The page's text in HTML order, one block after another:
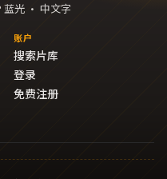
蓝光 · 中文字
账户
搜索片库
登录
免费注册